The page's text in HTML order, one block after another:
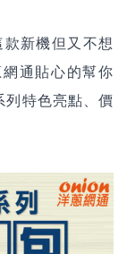
新機但又不想
通貼心的幫你
特色亮點、價